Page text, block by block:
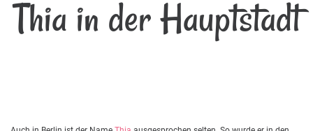
Thia in der Hauptstadt